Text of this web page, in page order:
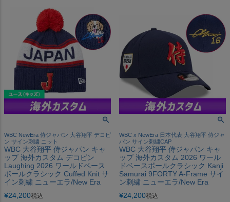
WBC NewEra 侍ジャパン 大谷翔平 デコピ
ン サイン刺繍 ニット
WBC 大谷翔平 侍ジャパン キャ
ップ 海外カスタム デコピン
Laughing 2026 ワールドベース
ボールクラシック Cuffed Knit サ
イン刺繍 ニューエラ/New Era
¥24,200税込
WBC x NewEra 日本代表 大谷翔平 侍ジャ
パン サイン刺繍CAP
WBC 大谷翔平 侍ジャパン キャ
ップ 海外カスタム 2026 ワール
ドベースボールクラシック Kanji
Samurai 9FORTY A-Frame サイ
ン刺繍 ニューエラ/New Era
¥24,200税込